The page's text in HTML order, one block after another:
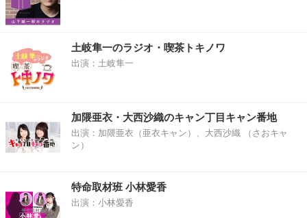
土岐隼一のラジオ・喫茶トキノワ
出演：土岐隼一
加隈亜衣・大西沙織のキャン丁目キャン番地
出演：加隈亜衣（亜衣キャン）、大西沙織 （さおキャ
ン）
特命取材班 小林愛香
出演：小林愛香